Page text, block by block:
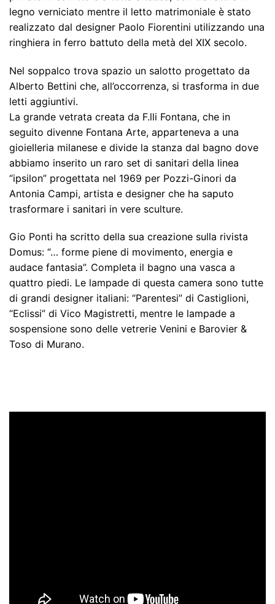
legno verniciato mentre il letto matrimoniale è stato
realizzato dal designer Paolo Fiorentini utilizzando una
ringhiera in ferro battuto della metà del XIX secolo.
Nel soppalco trova spazio un salotto progettato da
Alberto Bettini che, all’occorrenza, si trasforma in due
letti aggiuntivi.
La grande vetrata creata da F.lli Fontana, che in
seguito divenne Fontana Arte, apparteneva a una
gioielleria milanese e divide la stanza dal bagno dove
abbiamo inserito un raro set di sanitari della linea
“ipsilon” progettata nel 1969 per Pozzi-Ginori da
Antonia Campi, artista e designer che ha saputo
trasformare i sanitari in vere sculture.
Gio Ponti ha scritto della sua creazione sulla rivista
Domus: “… forme piene di movimento, energia e
audace fantasia”. Completa il bagno una vasca a
quattro piedi. Le lampade di questa camera sono tutte
di grandi designer italiani: “Parentesi” di Castiglioni,
“Eclissi” di Vico Magistretti, mentre le lampade a
sospensione sono delle vetrerie Venini e Barovier &
Toso di Murano.